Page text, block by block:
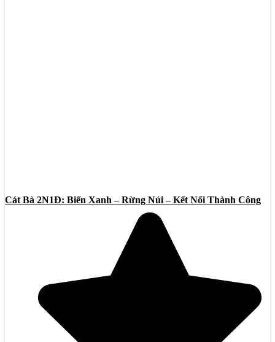
Cát Bà 2N1Đ: Biển Xanh – Rừng Núi – Kết Nối Thành Công